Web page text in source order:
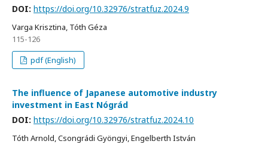
DOI: https://doi.org/10.32976/stratfuz.2024.9
Varga Krisztina, Tóth Géza
115-126
pdf (English)
The influence of Japanese automotive industry
investment in East Nógrád
DOI: https://doi.org/10.32976/stratfuz.2024.10
Tóth Arnold, Csongrádi Gyöngyi, Engelberth István